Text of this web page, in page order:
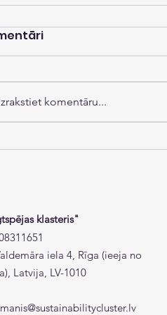
vadlīnijas
komentāru...
klasteris"
iela 4, Rīga (ieeja no
Latvija, LV-1010